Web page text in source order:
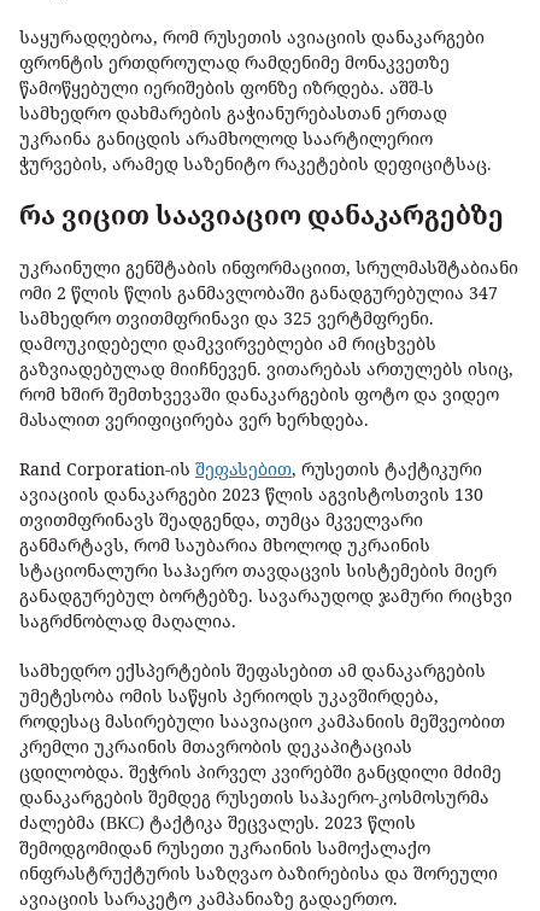
საყურადღებოა, რომ რუსეთის ავიაციის დანაკარგები
ფრონტის ერთდროულად რამდენიმე მონაკვეთზე
წამოწყებული იერიშების ფონზე იზრდება. აშშ-ს
სამხედრო დახმარების გაჭიანურებასთან ერთად
უკრაინა განიცდის არამხოლოდ საარტილერიო
ჭურვების, არამედ საზენიტო რაკეტების დეფიციტსაც.
რა ვიცით საავიაციო დანაკარგებზე
უკრაინული გენშტაბის ინფორმაციით, სრულმასშტაბიანი
ომი 2 წლის წლის განმავლობაში განადგურებულია 347
სამხედრო თვითმფრინავი და 325 ვერტმფრენი.
დამოუკიდებელი დამკვირვებლები ამ რიცხვებს
გაზვიადებულად მიიჩნევენ. ვითარებას ართულებს ისიც,
რომ ხშირ შემთხვევაში დანაკარგების ფოტო და ვიდეო
მასალით ვერიფიცირება ვერ ხერხდება.
Rand Corporation-ის შეფასებით, რუსეთის ტაქტიკური
ავიაციის დანაკარგები 2023 წლის აგვისტოსთვის 130
თვითმფრინავს შეადგენდა, თუმცა მკველვარი
განმარტავს, რომ საუბარია მხოლოდ უკრაინის
სტაციონალური საჰაერო თავდაცვის სისტემების მიერ
განადგურებულ ბორტებზე. სავარაუდოდ ჯამური რიცხვი
საგრძნობლად მაღალია.
სამხედრო ექსპერტების შეფასებით ამ დანაკარგების
უმეტესობა ომის საწყის პერიოდს უკავშირდება,
როდესაც მასირებული საავიაციო კამპანიის მეშვეობით
კრემლი უკრაინის მთავრობის დეკაპიტაციას
ცდილობდა. შეჭრის პირველ კვირებში განცდილი მძიმე
დანაკარგების შემდეგ რუსეთის საჰაერო-კოსმოსურმა
ძალებმა (ВКС) ტაქტიკა შეცვალეს. 2023 წლის
შემოდგომიდან რუსეთი უკრაინის სამოქალაქო
ინფრასტრუქტურის საზღვაო ბაზირებისა და შორეული
ავიაციის სარაკეტო კამპანიაზე გადაერთო.